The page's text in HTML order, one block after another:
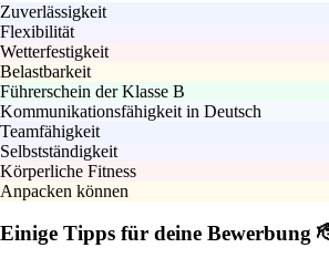
Zuverlässigkeit
Flexibilität
Wetterfestigkeit
Belastbarkeit
Führerschein der Klasse B
Kommunikationsfähigkeit in Deutsch
Teamfähigkeit
Selbstständigkeit
Körperliche Fitness
Anpacken können
Einige Tipps für deine Bewerbung